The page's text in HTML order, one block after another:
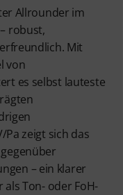
Allrounder im
robust,
Mit
von
es selbst lauteste
Pa zeigt sich das
– ein klarer
als Ton- oder FoH-